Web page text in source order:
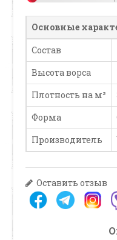
Основные
Состав
Высота ворса
Плотность на м²
Форма
Производитель
Оставить отзыв